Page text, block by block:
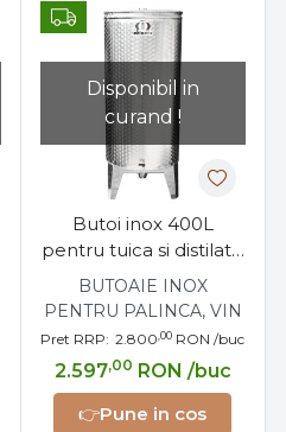
Disponibil in
curand !
Butoi inox 400L
pentru tuica si distilate
cu dop filetat
BUTOAIE INOX
PENTRU PALINCA, VIN
Pret RRP: 2.800,00 RON /buc
2.597,00 RON /buc
👉Pune in cos